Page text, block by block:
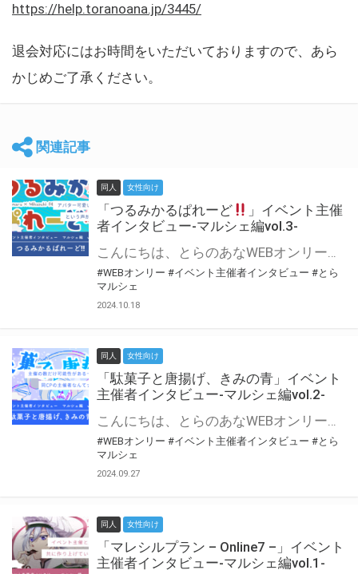
https://help.toranoana.jp/3445/
退会対応にはお時間をいただいておりますので、あら
かじめご了承ください。
関連記事
同人 女性向け
「つるみかるぱれーど
」イベント主催
者インタビュー-マルシェ編vol.3-
こんにちは、とらのあなWEBオンリー運営スタッフです。 新たにお届けする、イベント主催者インタビュー-マルシェ編-は、 とらのあなWEBオンリー「マルシェ」をご利用した主催様に 「マルシェ」を使って開催した感想や心がけをお聞きする企画です。 今回は、WEBオンリー初開催「つるみかるぱれーど
#WEBオンリー #イベント主催者インタビュー #とら
マルシェ
2024.10.18
同人 女性向け
「駄菓子と唐揚げ、きみの青」イベント
主催者インタビュー-マルシェ編vol.2-
こんにちは、とらのあなWEBオンリー運営スタッフです。 新たにお届けする、イベント主催者インタビュー-マルシェ編-は、 とらのあなWEBオンリー「マルシェ」をご利用の主催様に 「マルシェ」を使ってイベントを開催した感想や心がけをお聞きする企画です。 今回は、WEBオンリー初開催「駄菓子と唐揚げ、きみの青」より、 主催のぎこ六屋様にお話を伺いました。 協力：ぎこ六屋様／イベント公式Twitter（@krkgwks） とらのあなWEBオンリー「マルシェ」とは？ WEBオンリーでリアルタイムでコミュニケーションがとれるオンライン会場です。
#WEBオンリー #イベント主催者インタビュー #とら
マルシェ
2024.09.27
同人 女性向け
「マレシルプラン – Online7 –」イベント
主催者インタビュー-マルシェ編vol.1-